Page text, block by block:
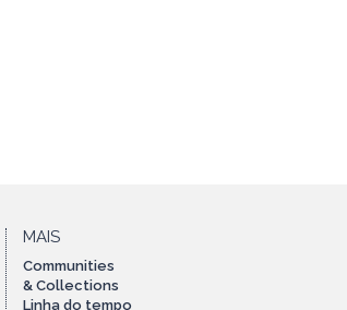
MAIS
Communities
& Collections
Linha do tempo